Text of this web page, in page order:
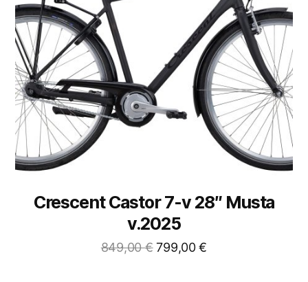
Crescent Castor 7-v 28″ Musta
v.2025
849,00€ 799,00€